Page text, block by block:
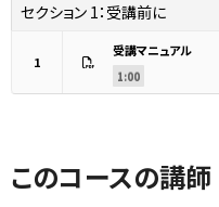
セクション 1： 受講前に
1
受講マニュアル
1:00
このコースの講師